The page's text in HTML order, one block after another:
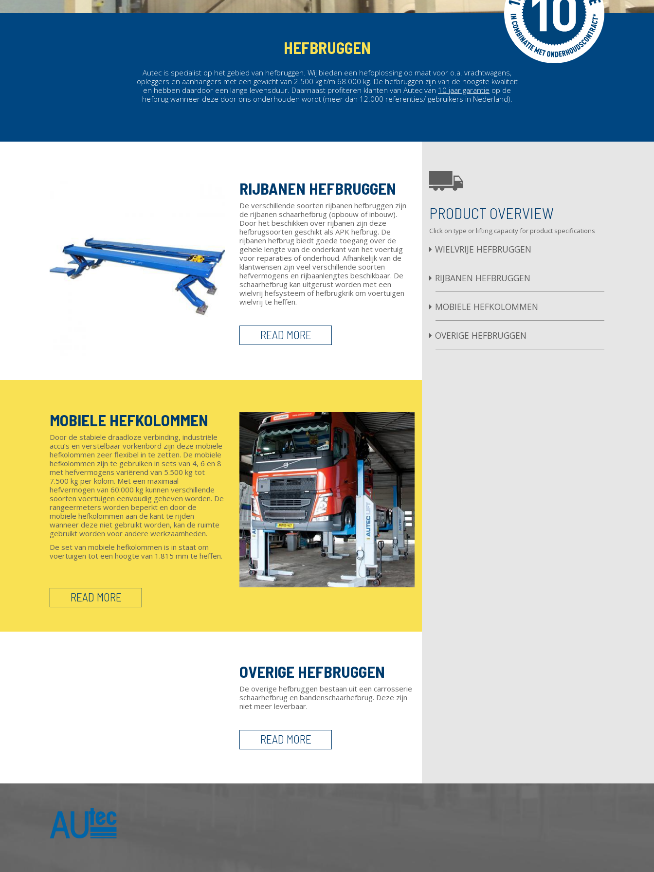
HEFBRUGGEN
Autec is specialist op het gebied van hefbruggen. Wij bieden een hefoplossing op maat voor o.a. vrachtwagens,
opleggers en aanhangers met een gewicht van 2.500 kg t/m 68.000 kg. De hefbruggen zijn van de hoogste kwaliteit
en hebben daardoor een lange levensduur. Daarnaast profiteren klanten van Autec van 10 jaar garantie op de
hefbrug wanneer deze door ons onderhouden wordt (meer dan 12.000 referenties/ gebruikers in Nederland).
RIJBANEN HEFBRUGGEN
De verschillende soorten rijbanen hefbruggen zijn
de rijbanen schaarhefbrug (opbouw of inbouw).
Door het beschikken over rijbanen zijn deze
hefbrugsoorten geschikt als APK hefbrug. De
rijbanen hefbrug biedt goede toegang over de
gehele lengte van de onderkant van het voertuig
voor reparaties of onderhoud. Afhankelijk van de
klantwensen zijn veel verschillende soorten
hefvermogens en rijbaanlengtes beschikbaar. De
schaarhefbrug kan uitgerust worden met een
wielvrij hefsysteem of hefbrugkrik om voertuigen
wielvrij te heffen.
READ MORE
MOBIELE HEFKOLOMMEN
Door de stabiele draadloze verbinding, industriële
accu’s en verstelbaar vorkenbord zijn deze mobiele
hefkolommen zeer flexibel in te zetten. De mobiele
hefkolommen zijn te gebruiken in sets van 4, 6 en 8
met hefvermogens variërend van 5.500 kg tot
7.500 kg per kolom. Met een maximaal
hefvermogen van 60.000 kg kunnen verschillende
soorten voertuigen eenvoudig geheven worden. De
rangeermeters worden beperkt en door de
mobiele hefkolommen aan de kant te rijden
wanneer deze niet gebruikt worden, kan de ruimte
gebruikt worden voor andere werkzaamheden.
De set van mobiele hefkolommen is in staat om
voertuigen tot een hoogte van 1.815 mm te heffen.
READ MORE
OVERIGE HEFBRUGGEN
De overige hefbruggen bestaan uit een carrosserie
schaarhefbrug en bandenschaarhefbrug. Deze zijn
niet meer leverbaar.
READ MORE
PRODUCT OVERVIEW
Click on type or lifting capacity for product specifications
WIELVRIJE HEFBRUGGEN
RIJBANEN HEFBRUGGEN
MOBIELE HEFKOLOMMEN
OVERIGE HEFBRUGGEN